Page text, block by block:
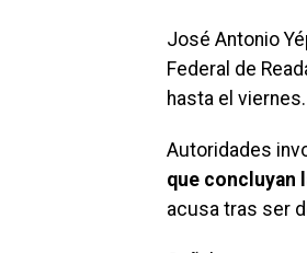
José Antonio
Federal de
hasta el viernes.
Autoridades
que concluyan
acusa tras ser